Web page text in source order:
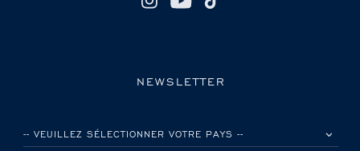
NEWSLETTER
VEUILLEZ SÉLECTIONNER VOTRE PAYS